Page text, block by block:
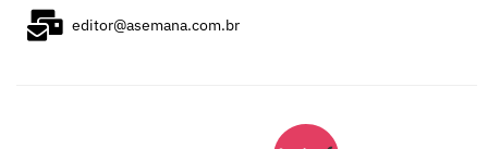
editor@asemana.com.br